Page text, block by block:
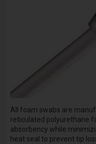
All foam swabs are
reticulated polyurethane
absorbency while
heat seal to prevent tip